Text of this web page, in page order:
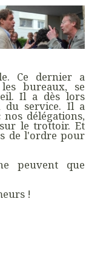
Ce dernier a
bureaux, se
Il a dès lors
du service. Il a
délégations,
le trottoir. Et
de l'ordre pour
peuvent que
!